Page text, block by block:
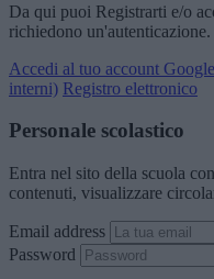
Da qui puoi Registrarti e/o
richiedono un'autenticazione.
Accedi al tuo account Google
interni) Registro elettronico
Personale scolastico
Entra nel sito della scuola
contenuti, visualizzare
Email address
Password